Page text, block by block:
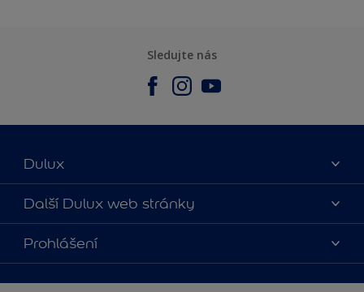
Sledujte nás
Dulux
O nás
Kontaktujte nás
Najít obchod
Další Dulux web stránky
duluxmalir.cz
duluxmaliar.sk
duluxprodejnabarev.cz
Prohlášení